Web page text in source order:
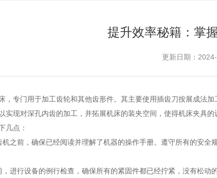
提升效率秘籍：掌
更新日期：
，专门用于加工齿轮和其他齿形件。其主要使用插齿刀按展成法
实现对深孔内齿的加工，并拓展机床的装夹空间，使得机床夹具的
几点：
前，确保已经阅读并理解了机器的操作手册。遵守所有的安全
行设备的例行检查，确保所有的紧固件都已经拧紧，没有松动